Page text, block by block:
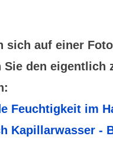
sich auf einer
Sie den eigentlich
Feuchtigkeit im
Kapillarwasser -